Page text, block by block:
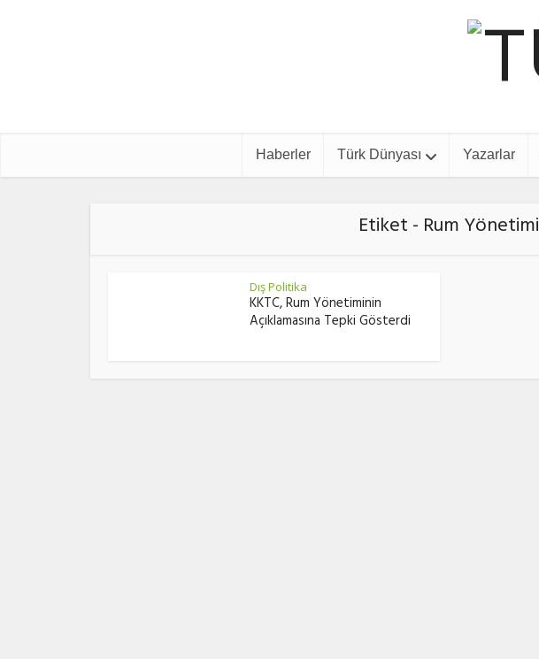
Haberler Türk Dünyası Yazarlar
Etiket - Rum Yönetimi
Dış Politika
KKTC, Rum Yönetiminin
Açıklamasına Tepki Gösterdi